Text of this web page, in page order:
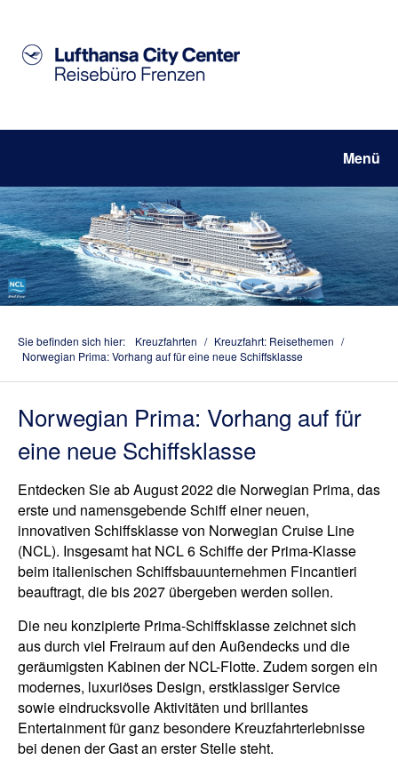
Menü
Sie befinden sich hier: Kreuzfahrten / Kreuzfahrt: Reisethemen /
Norwegian Prima: Vorhang auf für eine neue Schiffsklasse
Norwegian Prima: Vorhang auf für
eine neue Schiffsklasse
Entdecken Sie ab August 2022 die Norwegian Prima, das
erste und namensgebende Schiff einer neuen,
innovativen Schiffsklasse von Norwegian Cruise Line
(NCL). Insgesamt hat NCL 6 Schiffe der Prima-Klasse
beim italienischen Schiffsbauunternehmen Fincantieri
beauftragt, die bis 2027 übergeben werden sollen.
Die neu konzipierte Prima-Schiffsklasse zeichnet sich
aus durch viel Freiraum auf den Außendecks und die
geräumigsten Kabinen der NCL-Flotte. Zudem sorgen ein
modernes, luxuriöses Design, erstklassiger Service
sowie eindrucksvolle Aktivitäten und brillantes
Entertainment für ganz besondere Kreuzfahrterlebnisse
bei denen der Gast an erster Stelle steht.